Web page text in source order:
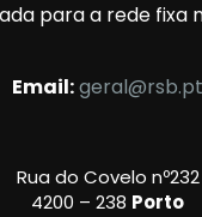
para a rede fixa
Email:geral@rsb.pt
Rua do Covelo nº232
4200 – 238 Porto